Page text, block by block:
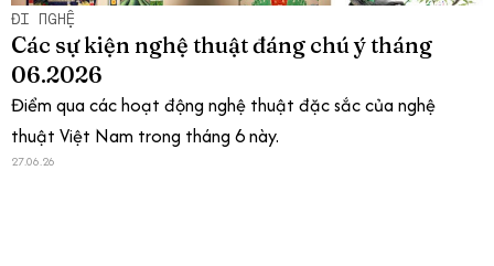
ĐI NGHỆ
Các sự kiện nghệ thuật đáng chú ý tháng
06.2026
Điểm qua các hoạt động nghệ thuật đặc sắc của nghệ
thuật Việt Nam trong tháng 6 này.
27.06.26